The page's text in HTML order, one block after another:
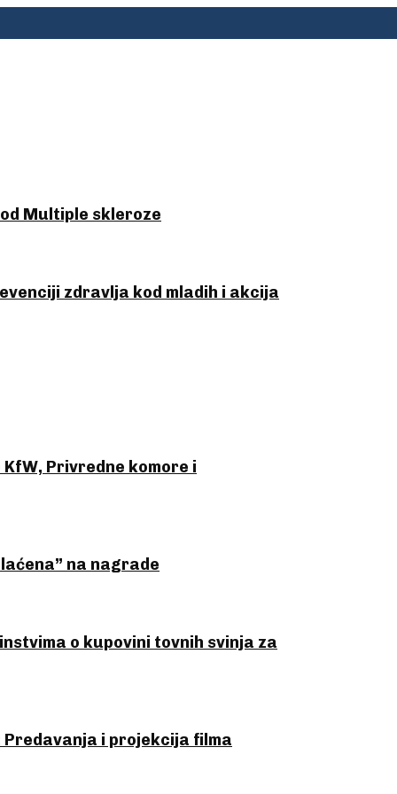
Multiple skleroze
zdravlja kod mladih i akcija
Privredne komore i
na nagrade
o kupovini tovnih svinja za
Predavanja i projekcija filma